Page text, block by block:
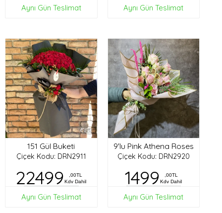
Aynı Gün Teslimat Aynı Gün Teslimat
151 Gül Buketi
Çiçek Kodu: DRN2911
22499
,00TL
Kdv Dahil
Aynı Gün Teslimat
9'lu Pink Athena Roses
Çiçek Kodu: DRN2920
1499
,00TL
Kdv Dahil
Aynı Gün Teslimat